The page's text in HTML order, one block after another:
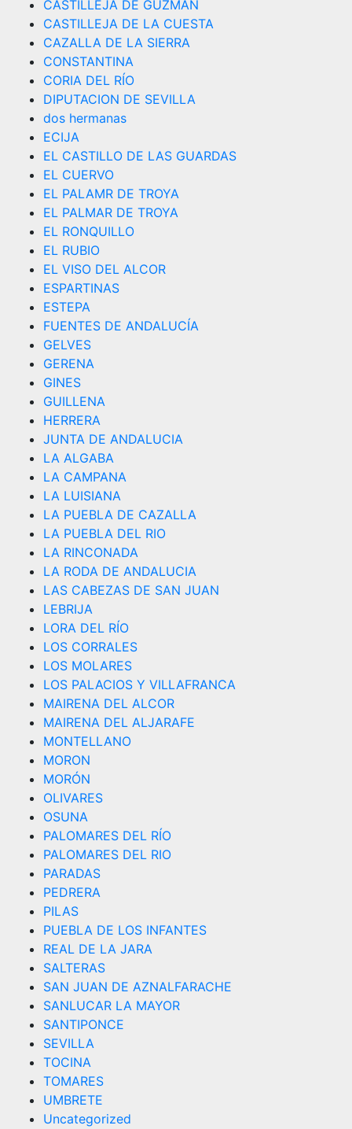
CASTILLEJA DE GUZMAN
CASTILLEJA DE LA CUESTA
CAZALLA DE LA SIERRA
CONSTANTINA
CORIA DEL RÍO
DIPUTACION DE SEVILLA
dos hermanas
ECIJA
EL CASTILLO DE LAS GUARDAS
EL CUERVO
EL PALAMR DE TROYA
EL PALMAR DE TROYA
EL RONQUILLO
EL RUBIO
EL VISO DEL ALCOR
ESPARTINAS
ESTEPA
FUENTES DE ANDALUCÍA
GELVES
GERENA
GINES
GUILLENA
HERRERA
JUNTA DE ANDALUCIA
LA ALGABA
LA CAMPANA
LA LUISIANA
LA PUEBLA DE CAZALLA
LA PUEBLA DEL RIO
LA RINCONADA
LA RODA DE ANDALUCIA
LAS CABEZAS DE SAN JUAN
LEBRIJA
LORA DEL RÍO
LOS CORRALES
LOS MOLARES
LOS PALACIOS Y VILLAFRANCA
MAIRENA DEL ALCOR
MAIRENA DEL ALJARAFE
MONTELLANO
MORON
MORÓN
OLIVARES
OSUNA
PALOMARES DEL RÍO
PALOMARES DEL RIO
PARADAS
PEDRERA
PILAS
PUEBLA DE LOS INFANTES
REAL DE LA JARA
SALTERAS
SAN JUAN DE AZNALFARACHE
SANLUCAR LA MAYOR
SANTIPONCE
SEVILLA
TOCINA
TOMARES
UMBRETE
Uncategorized